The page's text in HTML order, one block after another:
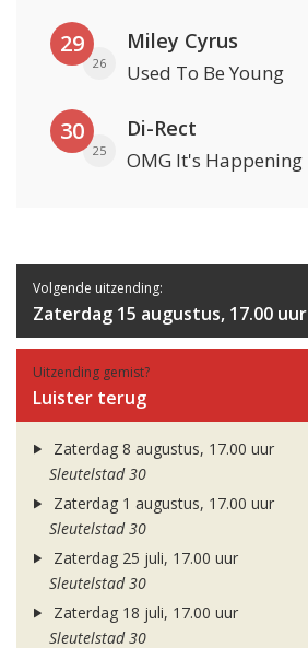
29
26
Miley Cyrus
Used To Be Young
30
25
Di-Rect
OMG It's Happening
Volgende uitzending:
Zaterdag 15 augustus, 17.00 uur
Uitzending gemist?
Luister terug
Zaterdag 8 augustus, 17.00 uur
Sleutelstad 30
Zaterdag 1 augustus, 17.00 uur
Sleutelstad 30
Zaterdag 25 juli, 17.00 uur
Sleutelstad 30
Zaterdag 18 juli, 17.00 uur
Sleutelstad 30